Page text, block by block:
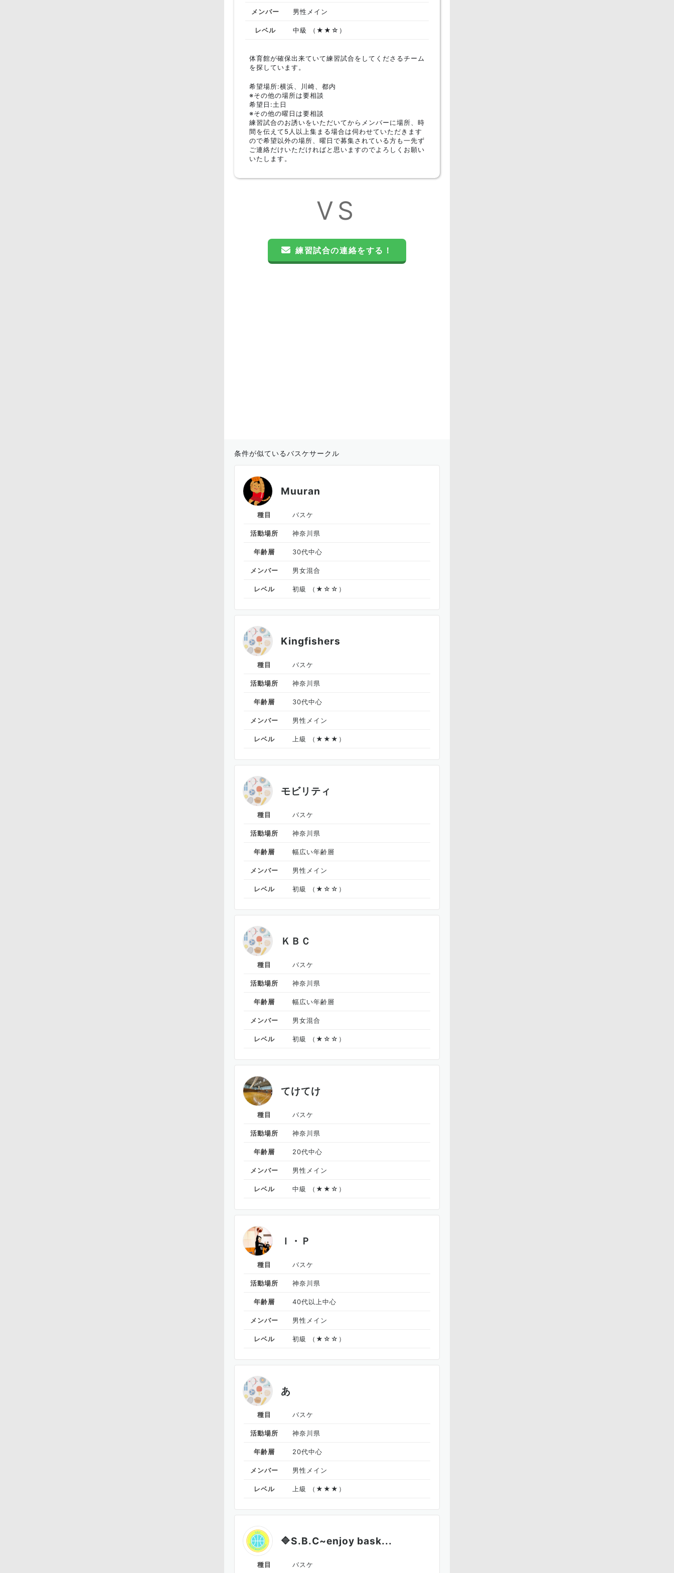
メンバー 男性メイン
レベル 中級 （★★☆）
体育館が確保出来ていて練習試合をしてくださるチーム
を探しています。
希望場所:横浜、川崎、都内
※その他の場所は要相談
希望日:土日
※その他の曜日は要相談
練習試合のお誘いをいただいてからメンバーに場所、時
間を伝えて5人以上集まる場合は伺わせていただきます
ので希望以外の場所、曜日で募集されている方も一先ず
ご連絡だけいただければと思いますのでよろしくお願い
いたします。
VS
練習試合の連絡をする！
条件が似ているバスケサークル
Muuran
種目 バスケ
活動場所 神奈川県
年齢層 30代中心
メンバー 男女混合
レベル 初級 （★☆☆）
Kingfishers
種目 バスケ
活動場所 神奈川県
年齢層 30代中心
メンバー 男性メイン
レベル 上級 （★★★）
モビリティ
種目 バスケ
活動場所 神奈川県
年齢層 幅広い年齢層
メンバー 男性メイン
レベル 初級 （★☆☆）
ＫＢＣ
種目 バスケ
活動場所 神奈川県
年齢層 幅広い年齢層
メンバー 男女混合
レベル 初級 （★☆☆）
てけてけ
種目 バスケ
活動場所 神奈川県
年齢層 20代中心
メンバー 男性メイン
レベル 中級 （★★☆）
Ｉ・Ｐ
種目 バスケ
活動場所 神奈川県
年齢層 40代以上中心
メンバー 男性メイン
レベル 初級 （★☆☆）
あ
種目 バスケ
活動場所 神奈川県
年齢層 20代中心
メンバー 男性メイン
レベル 上級 （★★★）
🔷S.B.C~enjoy bask...
種目 バスケ